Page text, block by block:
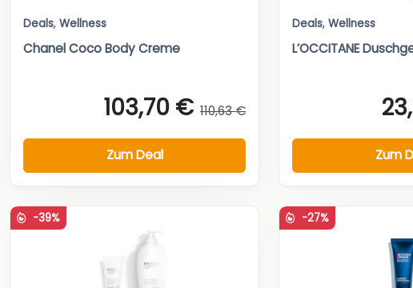
Deals, Wellness
Chanel Coco Body Creme
103,70 € 110,63 €
Zum Deal
Deals, Wellness
L’OCCITANE
Zum
-39% -27%